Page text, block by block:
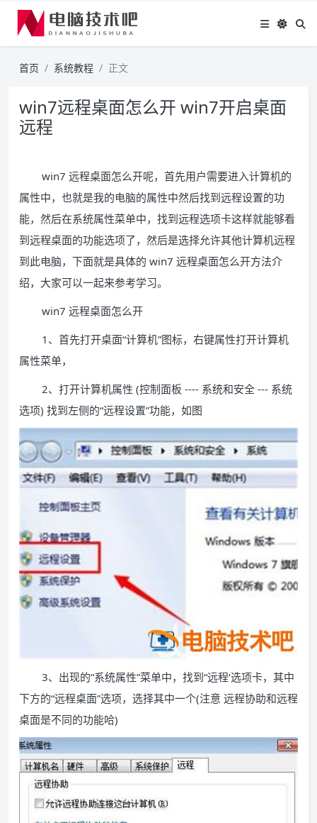
首页 系统教程 正文
win7远程桌面怎么开 win7开启桌面
远程
win7 远程桌面怎么开呢，首先用户需要进入计算机的
属性中，也就是我的电脑的属性中然后找到远程设置的功
能，然后在系统属性菜单中，找到远程选项卡这样就能够看
到远程桌面的功能选项了，然后是选择允许其他计算机远程
到此电脑，下面就是具体的 win7 远程桌面怎么开方法介
绍，大家可以一起来参考学习。
win7 远程桌面怎么开
1、首先打开桌面“计算机”图标，右键属性打开计算机
属性菜单，
2、打开计算机属性 (控制面板 ---- 系统和安全 --- 系统
选项) 找到左侧的“远程设置”功能，如图
3、出现的“系统属性”菜单中，找到“远程‘选项卡，其中
下方的“远程桌面”选项，选择其中一个(注意 远程协助和远程
桌面是不同的功能哈)